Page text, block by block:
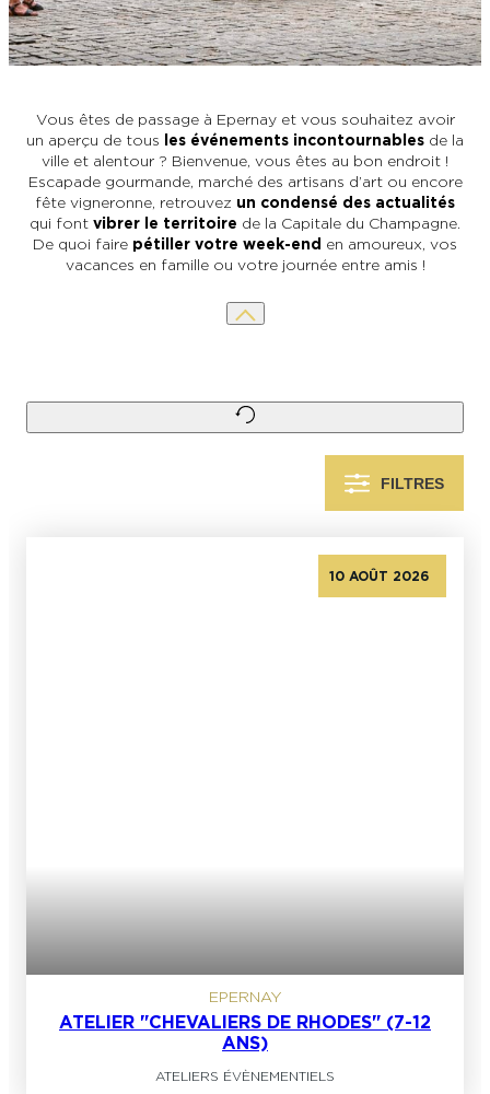
#CHAMPAGNE DAY
DÉCOUVERTES
L’OFFICE DE TOURISME EPERNAY EN
CHAMPAGNE
LES 47 COMMUNES DE L’AGGLO
D’EPERNAY
ESCAPADES EN CHAMPAGNE
AUTOUR D’EPERNAY
En famille En groupe
ACTIVITÉS POUR LES ENFANTS À
EPERNAY ET AUTOUR D’EPERNAY
QUE FAIRE À EPERNAY EN CHAMPAGNE
LE DIMANCHE ?
CHIC IL PLEUT
SORTIR
VOYAGER AVEC SON CHIEN
Vous êtes de passage à Epernay et vous souhaitez avoir
un aperçu de tous
les événements incontournables de la
ville et alentour ? Bienvenue, vous êtes au bon endroit !
Escapade gourmande, marché des artisans d’art ou encore
fête vigneronne, retrouvez un condensé des actualités
qui font vibrer le territoire de la Capitale du Champagne.
De quoi faire pétiller votre week-end en amoureux, vos
vacances en famille ou votre journée entre amis !
FILTRES
10 AOÛT 2026
EPERNAY
ATELIER "CHEVALIERS DE RHODES" (7-12
ANS)
ATELIERS ÉVÈNEMENTIELS